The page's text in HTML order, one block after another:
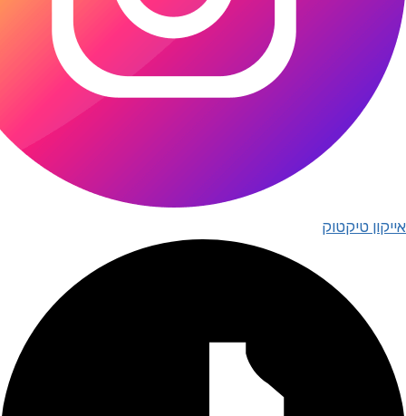
אייקון טיקטוק